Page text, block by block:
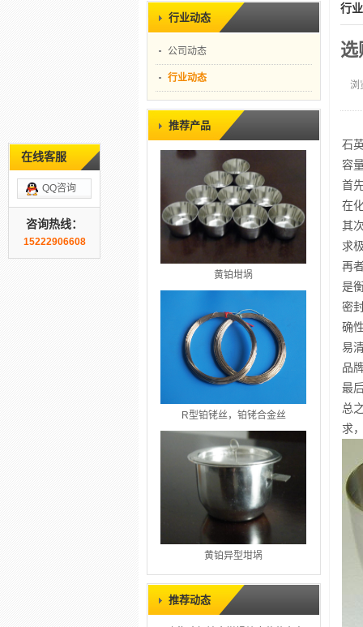
行业动态
公司动态
行业动态
推荐产品
黄铂坩埚
R型铂铑丝，铂铑合金丝
黄铂异型坩埚
推荐动态
行
选
浏
石
容
首
在
其
求
再
是
密
确性
易
品
最
总
求
在线客服
QQ咨询
咨询热线：
15222906608